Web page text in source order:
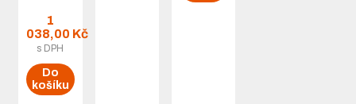
zástrčka
7pól, 1x
zásuvka
kabelová
13 pól
1
038,00 Kč
s DPH
Do
košíku